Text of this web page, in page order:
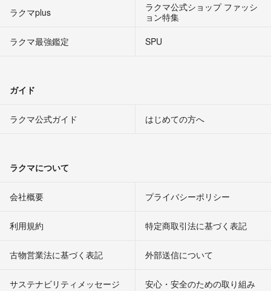
ラクマplus
ラクマ公式ショップ ファッシ
ョン特集
ラクマ最強鑑定
SPU
ガイド
ラクマ公式ガイド はじめての方へ
ラクマについて
会社概要 プライバシーポリシー
利用規約 特定商取引法に基づく表記
古物営業法に基づく表記 外部送信について
サステナビリティメッセージ 安心・安全のための取り組み